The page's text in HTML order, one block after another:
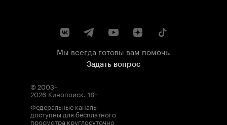
Мы всегда готовы вам помочь.
Задать вопрос
© 2003–
2026 Кинопоиск. 18+
Федеральные каналы
доступны для бесплатного
просмотра круглосуточно